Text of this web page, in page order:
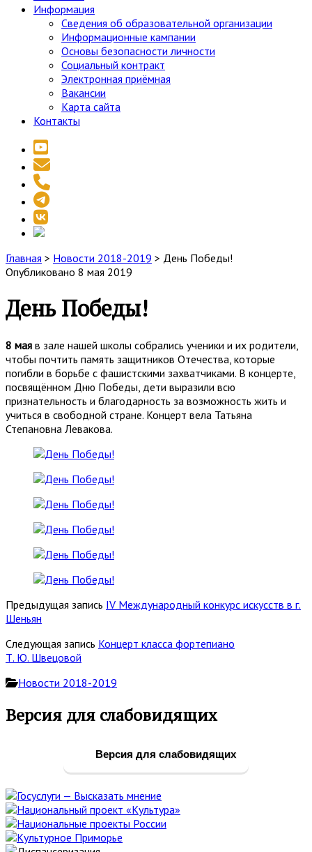
Информация
Сведения об образовательной организации
Информационные кампании
Основы безопасности личности
Социальный контракт
Электронная приёмная
Вакансии
Карта сайта
Контакты
youtube
email
telegram
vk
social_icon_custom_1
Главная > Новости 2018-2019 > День Победы!
Опубликовано 8 мая 2019
День Победы!
8 мая в зале нашей школы собрались ученики и их родители,
чтобы почтить память защитников Отечества, которые
погибли в борьбе с фашистскими захватчиками. В концерте,
посвящённом Дню Победы, дети выразили всю
признательность и благодарность за возможность жить и
учиться в свободной стране. Концерт вела Татьяна
Степановна Левакова.
Предыдущая запись IV Международный конкурс искусств в г.
Шеньян
Следующая запись Концерт класса фортепиано
Т. Ю. Швецовой
Новости 2018-2019
Основная
Версия для слабовидящих
Версия для слабовидящих